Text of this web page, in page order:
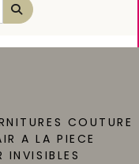
COUTURE
A LA PIECE
INVISIBLES